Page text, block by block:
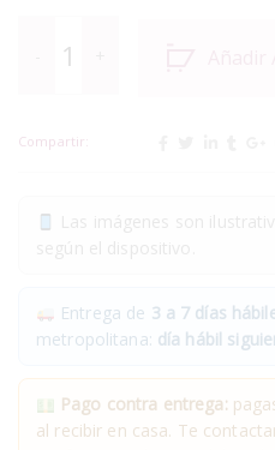
Compartir:
Entrega de 3 a 7 días
metropolitana: día hábil
Pago contra entrega:
al recibir en casa. Te